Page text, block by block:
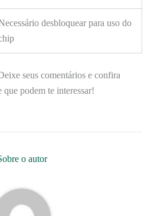
desbloquear para uso do
seus comentários e confira
podem te interessar!
o autor